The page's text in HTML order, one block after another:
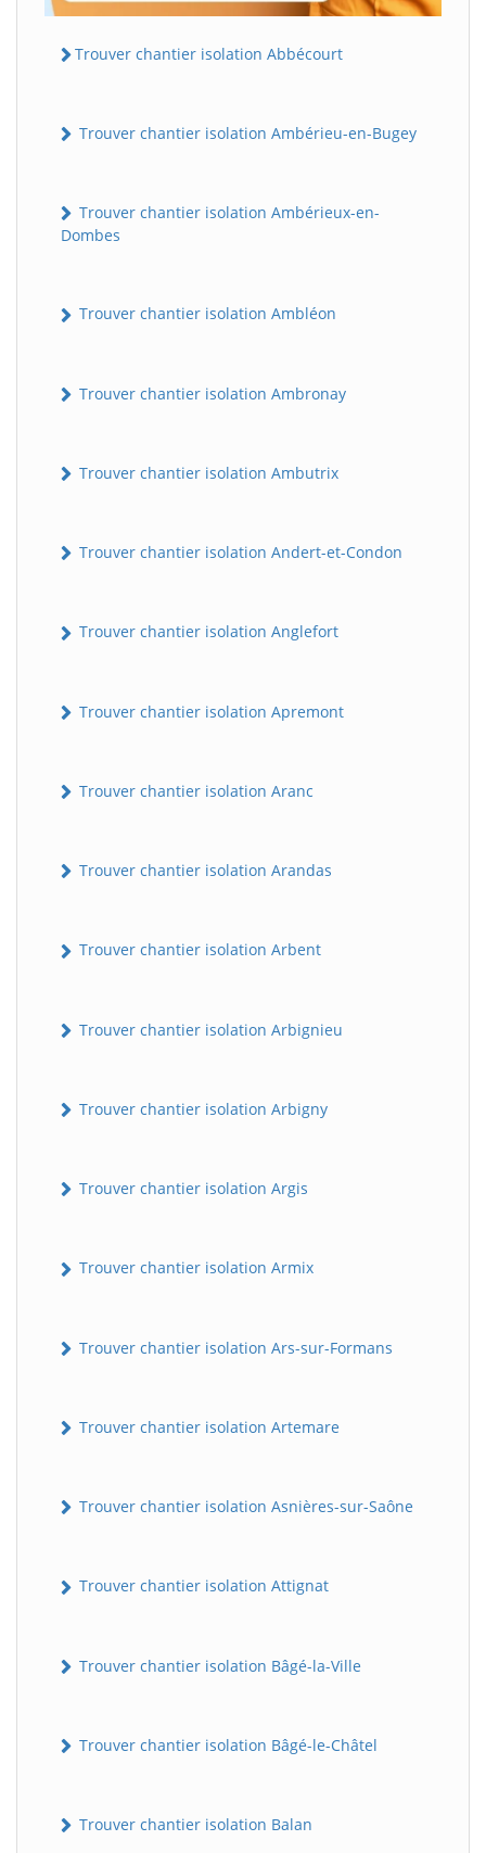
Trouver chantier isolation Abbécourt
Trouver chantier isolation Ambérieu-en-Bugey
Trouver chantier isolation Ambérieux-en-
Dombes
Trouver chantier isolation Ambléon
Trouver chantier isolation Ambronay
Trouver chantier isolation Ambutrix
Trouver chantier isolation Andert-et-Condon
Trouver chantier isolation Anglefort
Trouver chantier isolation Apremont
Trouver chantier isolation Aranc
Trouver chantier isolation Arandas
Trouver chantier isolation Arbent
Trouver chantier isolation Arbignieu
Trouver chantier isolation Arbigny
Trouver chantier isolation Argis
Trouver chantier isolation Armix
Trouver chantier isolation Ars-sur-Formans
Trouver chantier isolation Artemare
Trouver chantier isolation Asnières-sur-Saône
Trouver chantier isolation Attignat
Trouver chantier isolation Bâgé-la-Ville
Trouver chantier isolation Bâgé-le-Châtel
Trouver chantier isolation Balan